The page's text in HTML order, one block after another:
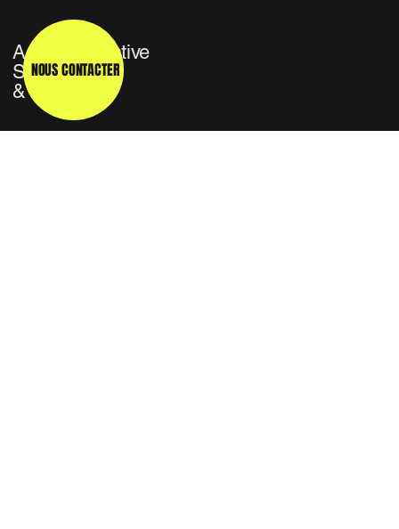
Agence Créative
Studio TV
& Média
NOUS CONTACTER